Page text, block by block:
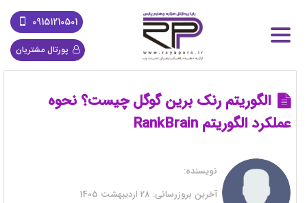
09151210501
پورتال مشتریان
الگوریتم رنک برین گوگل چیست؟ نحوه
عملکرد الگوریتم RankBrain
نویسنده:
آخرین بروزرسانی: